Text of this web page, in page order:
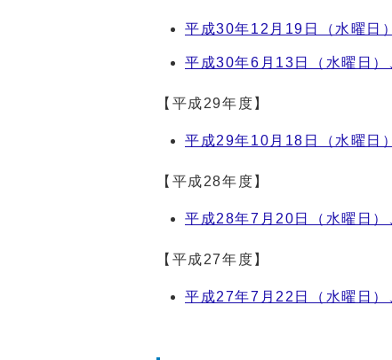
平成30年12月19日（水曜日
平成30年6月13日（水曜日）
【平成29年度】
平成29年10月18日（水曜日
【平成28年度】
平成28年7月20日（水曜日）
【平成27年度】
平成27年7月22日（水曜日）